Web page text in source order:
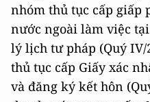
nhóm thủ tục cấp giấp
nước ngoài làm việc
lý lịch tư pháp (Quý
thủ tục cấp Giấy xác
và đăng ký kết hôn